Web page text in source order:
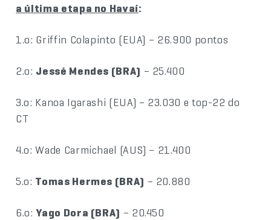
a última etapa no Havaí:
1.o: Griffin Colapinto (EUA) – 26.900 pontos
2.o: Jessé Mendes (BRA) – 25.400
3.o: Kanoa Igarashi (EUA) – 23.030 e top-22 do
CT
4.o: Wade Carmichael (AUS) – 21.400
5.o: Tomas Hermes (BRA) – 20.880
6.o:Yago Dora (BRA) – 20.450